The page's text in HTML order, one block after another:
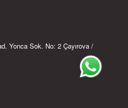
Yonca Sok. No: 2 Çayırova /